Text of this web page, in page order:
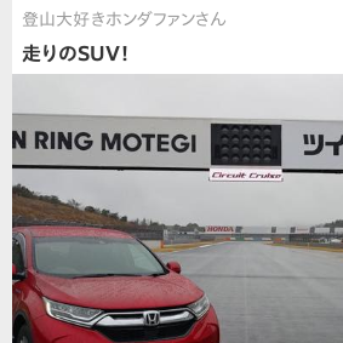
登山大好きホンダファンさん
走りのSUV！